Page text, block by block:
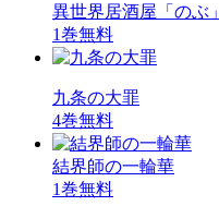
異世界居酒屋「のぶ」
1巻無料
九条の大罪
4巻無料
結界師の一輪華
1巻無料